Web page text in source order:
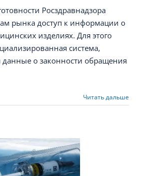
Росздравнадзора
рынка доступ к информации о
изделиях. Для этого
система,
данные о законности обращения
Читать дальше